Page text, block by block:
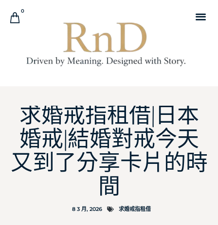
0
求婚戒指租借|日本
婚戒|結婚對戒今天
又到了分享卡片的時
間
8 3 月, 2026 求婚戒指租借